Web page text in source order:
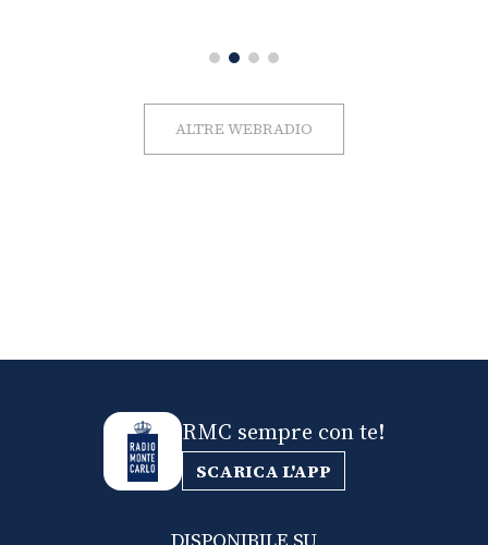
ALTRE WEBRADIO
RMC sempre con te!
SCARICA L'APP